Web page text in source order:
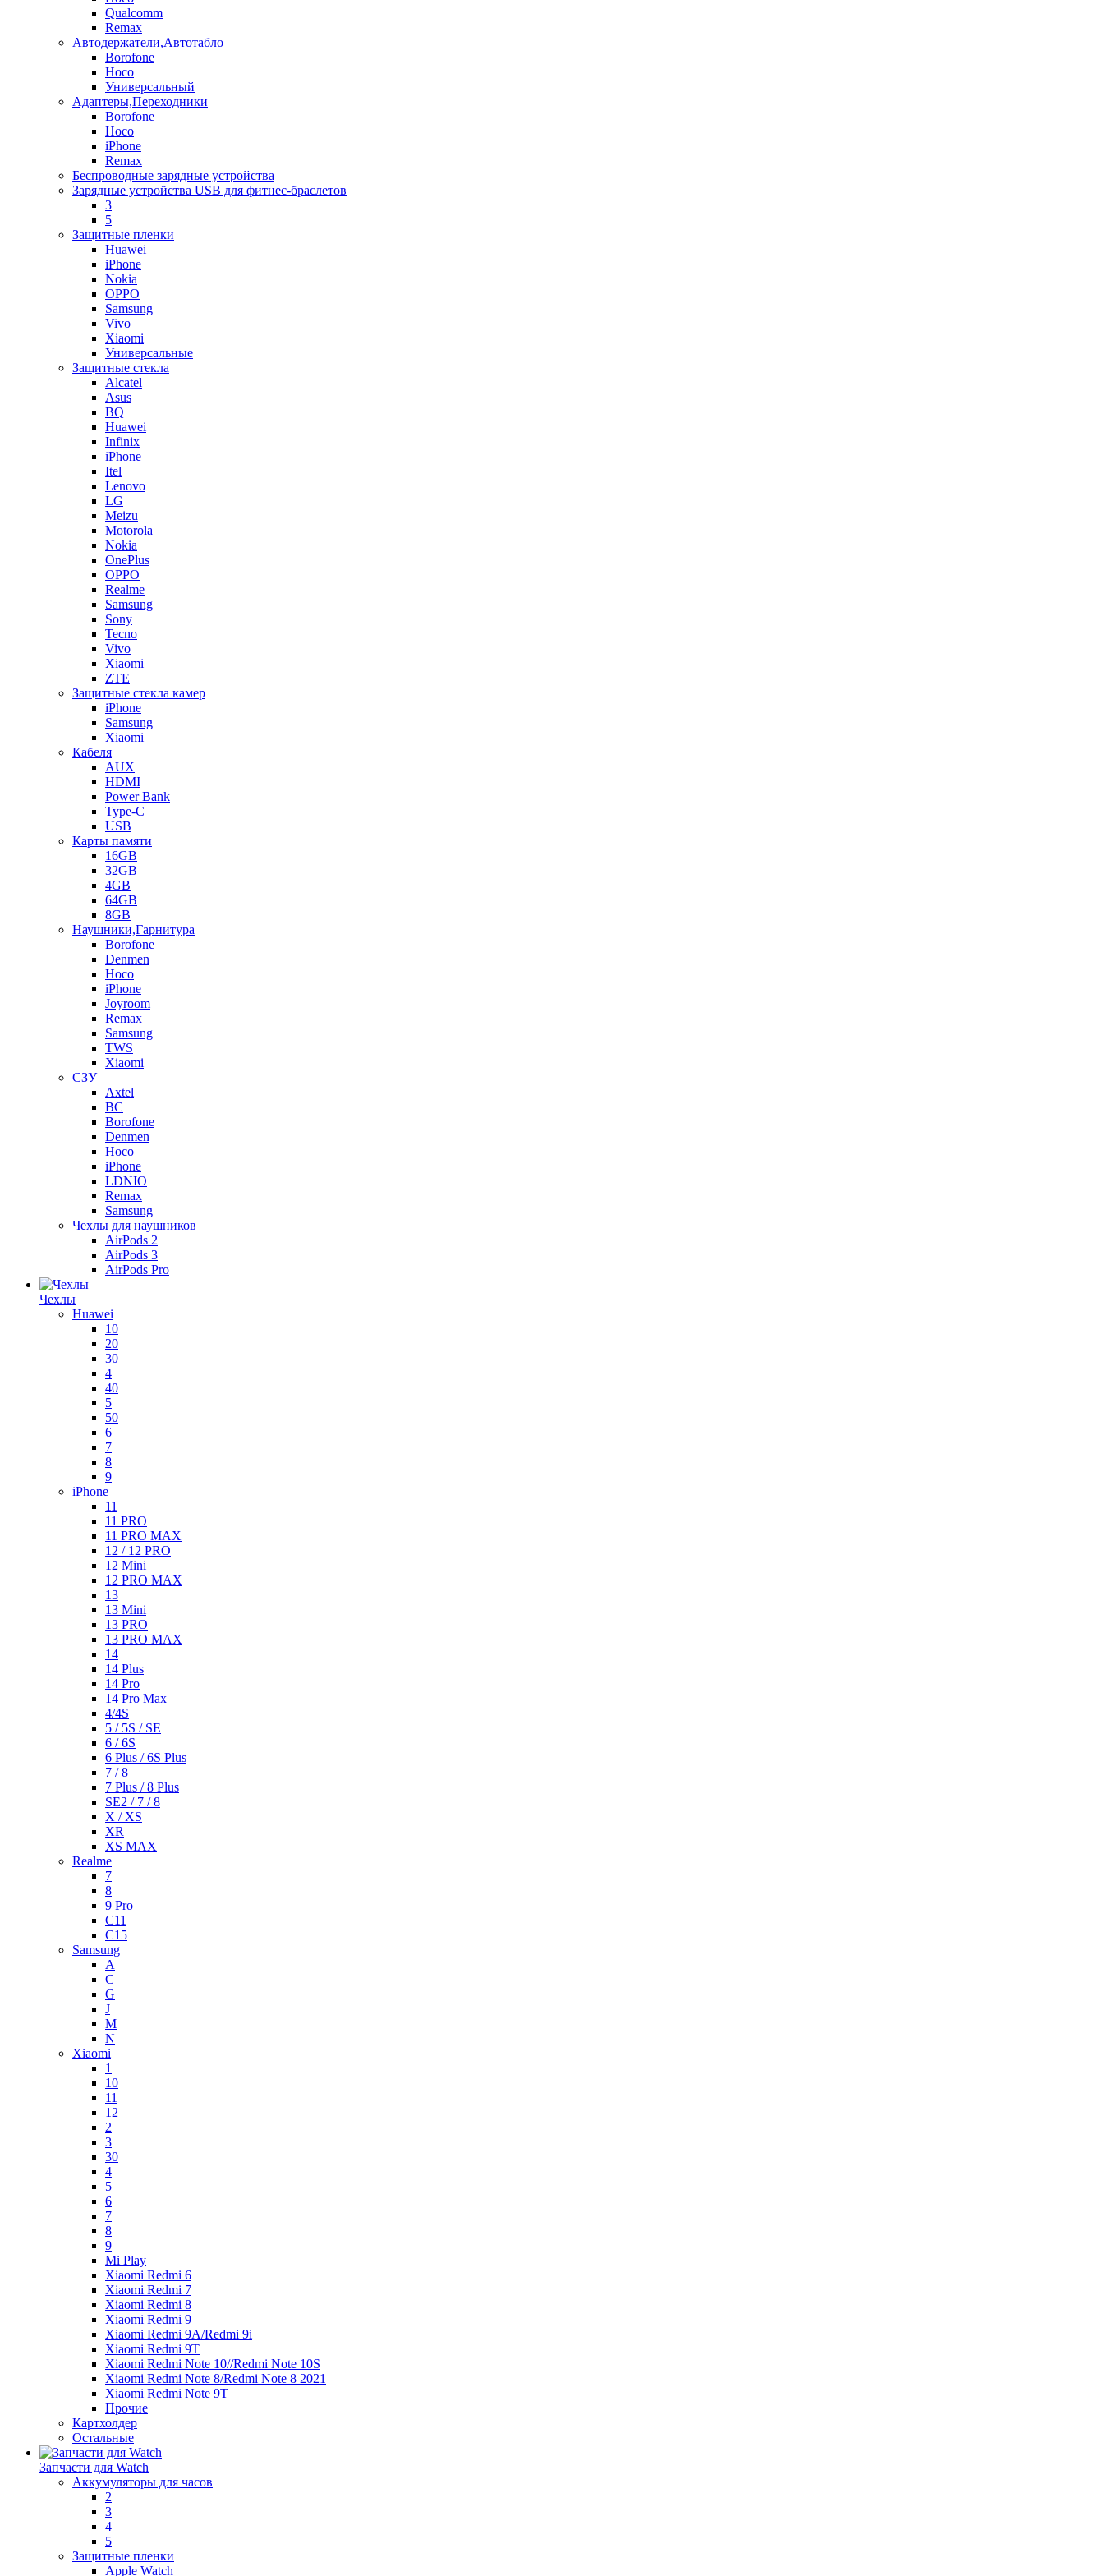
Qualcomm
Remax
Автодержатели,Автотабло
Borofone
Hoco
Универсальный
Адаптеры,Переходники
Borofone
Hoco
iPhone
Remax
Беспроводные зарядные устройства
Зарядные устройства USB для фитнес-браслетов
3
5
Защитные пленки
Huawei
iPhone
Nokia
OPPO
Samsung
Vivo
Xiaomi
Универсальные
Защитные стекла
Alcatel
Asus
BQ
Huawei
Infinix
iPhone
Itel
Lenovo
LG
Meizu
Motorola
Nokia
OnePlus
OPPO
Realme
Samsung
Sony
Tecno
Vivo
Xiaomi
ZTE
Защитные стекла камер
iPhone
Samsung
Xiaomi
Кабеля
AUX
HDMI
Power Bank
Type-C
USB
Карты памяти
16GB
32GB
4GB
64GB
8GB
Наушники,Гарнитура
Borofone
Denmen
Hoco
iPhone
Joyroom
Remax
Samsung
TWS
Xiaomi
СЗУ
Axtel
BC
Borofone
Denmen
Hoco
iPhone
LDNIO
Remax
Samsung
Чехлы для наушников
AirPods 2
AirPods 3
AirPods Pro
Чехлы
Huawei
10
20
30
4
40
5
50
6
7
8
9
iPhone
11
11 PRO
11 PRO MAX
12 / 12 PRO
12 Mini
12 PRO MAX
13
13 Mini
13 PRO
13 PRO MAX
14
14 Plus
14 Pro
14 Pro Max
4/4S
5 / 5S / SE
6 / 6S
6 Plus / 6S Plus
7 / 8
7 Plus / 8 Plus
SE2 / 7 / 8
X / XS
XR
XS MAX
Realme
7
8
9 Pro
C11
C15
Samsung
A
C
G
J
M
N
Xiaomi
1
10
11
12
2
3
30
4
5
6
7
8
9
Mi Play
Xiaomi Redmi 6
Xiaomi Redmi 7
Xiaomi Redmi 8
Xiaomi Redmi 9
Xiaomi Redmi 9A/Redmi 9i
Xiaomi Redmi 9T
Xiaomi Redmi Note 10//Redmi Note 10S
Xiaomi Redmi Note 8/Redmi Note 8 2021
Xiaomi Redmi Note 9T
Прочие
Картхолдер
Остальные
Запчасти для Watch
Аккумуляторы для часов
2
3
4
5
Защитные пленки
Apple Watch